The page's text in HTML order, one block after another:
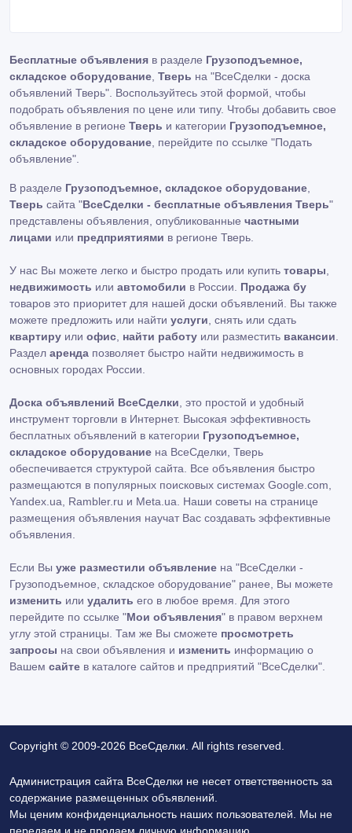
Бесплатные объявления в разделе Грузоподъемное,
складское оборудование Тверь на "ВсеСделки - доска
объявлений Тверь". Воспользуйтесь этой формой, чтобы
подобрать объявления по цене или типу. Чтобы добавить свое
объявление в регионе Тверь и категории Грузоподъемное,
складское оборудование , перейдите по ссылке "Подать
объявление"
В разделе Грузоподъемное, складское оборудование
Тверь сайта "ВсеСделки - бесплатные объявления Тверь"
представлены объявления, опубликованные частными
лицами или предприятиями в регионе Тверь.
У нас Вы можете легко и быстро продать или купить товары
недвижимость или автомобили в России. Продажа бу
товаров это приоритет для нашей доски объявлений. Вы также
можете предложить или найти услуги , снять или сдать
квартиру или офис найти работу или разместить вакансии
Раздел аренда позволяет быстро найти недвижимость в
основных городах России.
Доска объявлений ВсеСделки , это простой и удобный
инструмент торговли в Интернет. Высокая эффективность
бесплатных объявлений в категории Грузоподъемное,
складское оборудование на ВсеСделки, Тверь
обеспечивается структурой сайта. Все объявления быстро
размещаются в популярных поисковых системах Google.com,
Yandex.ua, Rambler.ru и Meta.ua. Наши советы на странице
размещения объявления научат Вас создавать эффективные
объявления.
Если Вы уже разместили объявление на "ВсеСделки -
Грузоподъемное, складское оборудование" ранее, Вы можете
изменить или удалить его в любое время. Для этого
перейдите по ссылке "Мои объявления" в правом верхнем
углу этой страницы. Там же Вы сможете просмотреть
запросы на свои объявления и изменить информацию о
Вашем сайте в каталоге сайтов и предприятий "ВсеСделки".
Copyright © 2009-2026 ВсеСделки. All rights reserved.
Администрация сайта ВсеСделки не несет ответственность за
содержание размещенных объявлений.
Мы ценим конфиденциальность наших пользователей. Мы не